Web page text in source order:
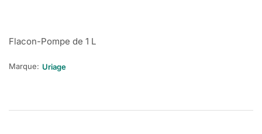
Flacon-Pompe de 1 L
Marque: Uriage